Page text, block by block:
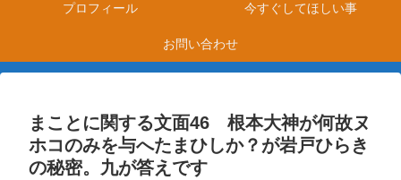
プロフィール 今すぐしてほしい事
お問い合わせ
まことに関する文面46 根本大神が何故ヌ
ホコのみを与へたまひしか？が岩戸ひらき
の秘密。九が答えです